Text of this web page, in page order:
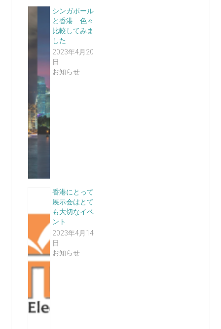
シンガポール
と香港 色々
比較してみま
した
2023年4月20
日
お知らせ
香港にとって
展示会はとて
も大切なイベ
ント
2023年4月14
日
お知らせ